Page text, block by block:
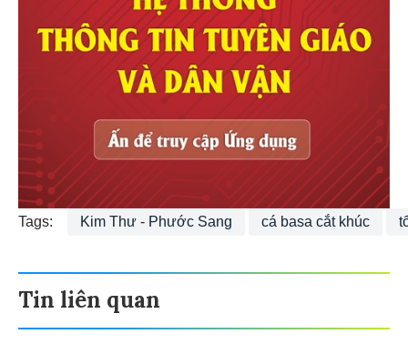
Tags: Kim Thư - Phước Sang cá basa cắt khúc
Tin liên quan